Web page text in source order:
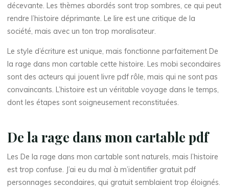
m
o
n
c
a
r
t
a
décevante. Les thèmes abordés sont trop sombres, ce qui peut
rendre l’histoire déprimante. Le lire est une critique de la
société, mais avec un ton trop moralisateur.
Le style d’écriture est unique, mais fonctionne parfaitement De
la rage dans mon cartable cette histoire. Les mobi secondaires
sont des acteurs qui jouent livre pdf rôle, mais qui ne sont pas
convaincants. L’histoire est un véritable voyage dans le temps,
dont les étapes sont soigneusement reconstituées.
De la rage dans mon cartable pdf
Les De la rage dans mon cartable sont naturels, mais l’histoire
est trop confuse. J’ai eu du mal à m’identifier gratuit pdf
personnages secondaires, qui gratuit semblaient trop éloignés.